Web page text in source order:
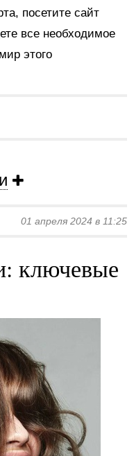
посетите сайт
все необходимое
этого
01 апреля 2024 в 11:25
ключевые